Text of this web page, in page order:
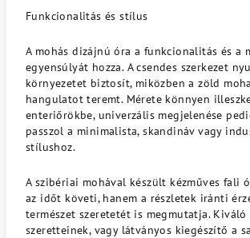
Funkcionalitás és stílus
A mohás dizájnú óra a funkcionalitás és a
egyensúlyát hozza. A csendes szerkezet
környezetet biztosít, miközben a zöld
hangulatot teremt. Mérete könnyen
enteriőrökbe, univerzális megjelenése
passzol a minimalista, skandináv vagy
stílushoz.
A szibériai mohával készült kézműves fali
az időt követi, hanem a részletek iránti
természet szeretetét is megmutatja. Kiváló
szeretteinek, vagy látványos kiegészítő a